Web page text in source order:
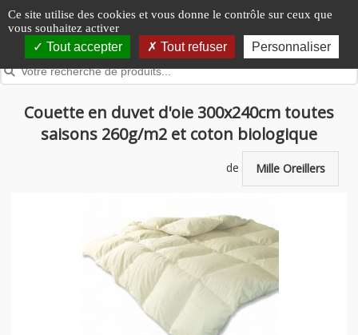
Panneau de gestion des cookies
Ce site utilise des cookies et vous donne le contrôle sur ceux que
vous souhaitez activer
Tout accepter Tout refuser Personnaliser
Couette en duvet d'oie 300x240cm toutes
saisons 260g/m2 et coton biologique
de Mille Oreillers